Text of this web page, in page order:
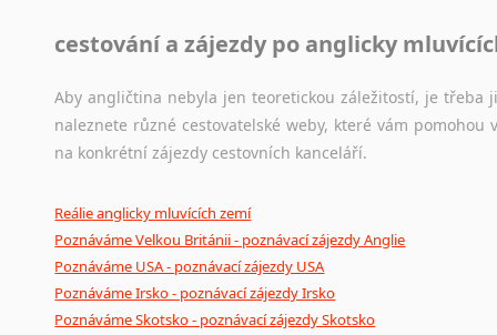
cestování a zájezdy po anglicky
Aby angličtina nebyla jen teoretickou záležitostí, je
naleznete různé cestovatelské weby, které vám
na konkrétní zájezdy cestovních kanceláří.
Reálie anglicky mluvících zemí
Poznáváme Velkou Británii - poznávací zájezdy Anglie
Poznáváme USA - poznávací zájezdy USA
Poznáváme Irsko - poznávací zájezdy Irsko
Poznáváme Skotsko - poznávací zájezdy Skotsko